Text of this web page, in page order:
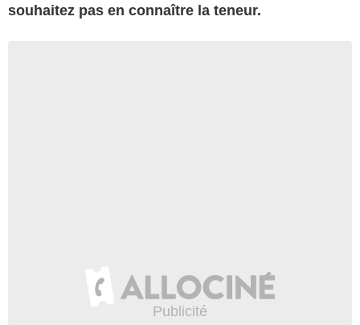
souhaitez pas en connaître la teneur.